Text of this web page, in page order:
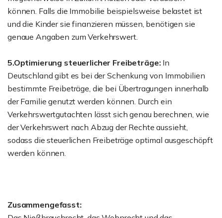
können. Falls die Immobilie beispielsweise belastet ist
und die Kinder sie finanzieren müssen, benötigen sie
genaue Angaben zum Verkehrswert.
5.Optimierung steuerlicher Freibeträge: In
Deutschland gibt es bei der Schenkung von Immobilien
bestimmte Freibeträge, die bei Übertragungen innerhalb
der Familie genutzt werden können. Durch ein
Verkehrswertgutachten lässt sich genau berechnen, wie
der Verkehrswert nach Abzug der Rechte aussieht,
sodass die steuerlichen Freibeträge optimal ausgeschöpft
werden können.
Zusammengefasst: